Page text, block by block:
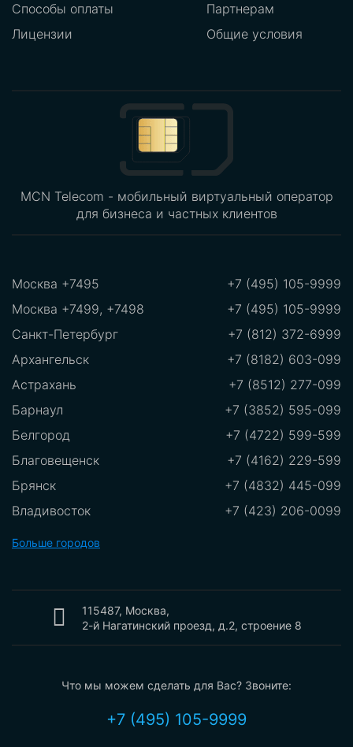
Способы оплаты
Лицензии
Партнерам
Общие условия
MCN Telecom - мобильный виртуальный оператор
для бизнеса и частных клиентов
Москва +7495
+7 (495) 105-9999
Москва +7499, +7498
+7 (495) 105-9999
Санкт-Петербург
+7 (812) 372-6999
Архангельск
+7 (8182) 603-099
Астрахань
+7 (8512) 277-099
Барнаул
+7 (3852) 595-099
Белгород
+7 (4722) 599-599
Благовещенск
+7 (4162) 229-599
Брянск
+7 (4832) 445-099
Владивосток
+7 (423) 206-0099
Владикавказ
Вологда
+7 (473) 212-2099
Иваново
+7 (4932) 700-099
+7 (3412) 209-099
Больше городов
115487, Москва,
2-й Нагатинский проезд, д.2, строение 8
Что мы можем сделать для Вас? Звоните:
+7 (495) 105-9999